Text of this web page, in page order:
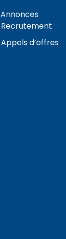
Annonces
Recrutement
Appels d’offres